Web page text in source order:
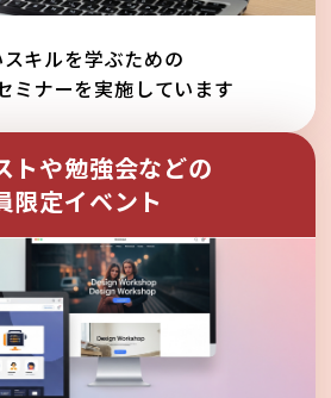
キルを学ぶための
ミナーを実施しています
トや勉強会などの
限定イベント